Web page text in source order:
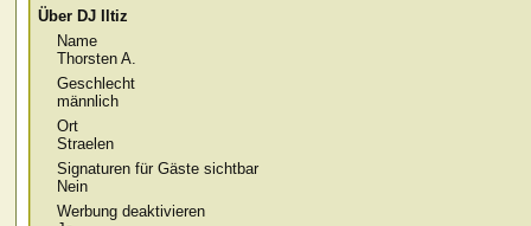
Über DJ Iltiz
Name
Thorsten A.
Geschlecht
männlich
Ort
Straelen
Signaturen für Gäste sichtbar
Nein
Werbung deaktivieren